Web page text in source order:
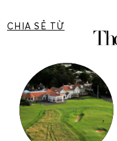
CHIA SẺ TỪ